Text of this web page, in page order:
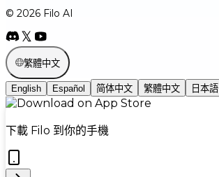
© 2026 Filo AI
繁體中文
English Español 简体中文 繁體中文 日本語
下載 Filo 到你的手機